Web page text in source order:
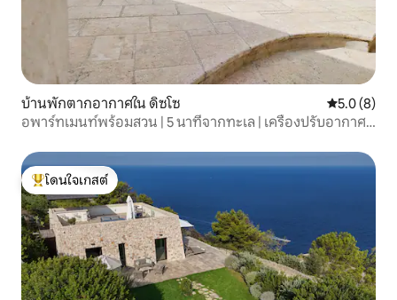
บ้านพักตากอากาศใน ดิซโซ คะแนนเฉลี่
5.0 (8)
อพาร์ทเมนท์พร้อมสวน | 5 นาทีจากทะเล | เครื่องปรับอากาศ |
โดนใจเกสต์ที่สุด
โดนใจเกสต์